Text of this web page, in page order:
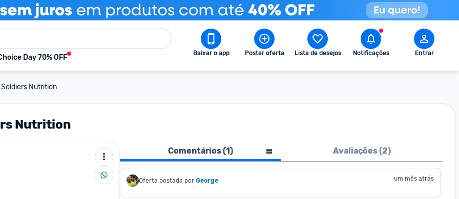
Day 70% OFF Baixar o app Postar oferta Lista de desejos Notificações Entrar
Nutrition
Nutrition
Comentários (1) Avaliações (2)
Oferta postada por George um mês atrás